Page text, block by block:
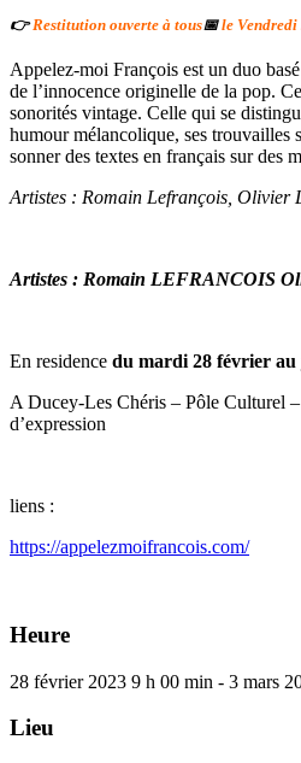
👉Restitution ouverte à tous📅le Vendredi
Appelez-moi François est un duo
de l’innocence originelle de la pop.
sonorités vintage. Celle qui se
humour mélancolique, ses trouvailles
sonner des textes en français sur des
Artistes : Romain Lefrançois, Olivier
​Artistes : Romain LEFRANCOIS
En residence du mardi 28 février au
A Ducey-Les Chéris – Pôle Culturel
d’expression
​liens :
https://appelezmoifrancois.com/
Heure
28 février 2023 9 h 00 min - 3 mars
Lieu